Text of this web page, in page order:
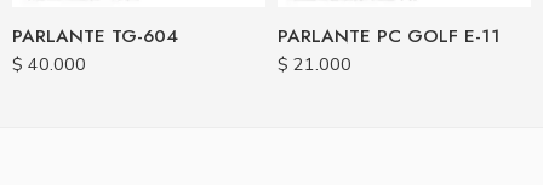
PARLANTE TG-604
$ 40.000
PARLANTE PC GOLF E-11
$ 21.000